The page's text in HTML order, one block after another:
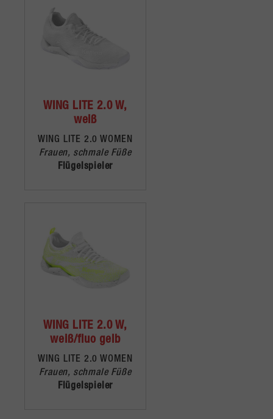
WING LITE 2.0 W,
weiß
WING LITE 2.0 WOMEN
Frauen, schmale Füße
Flügelspieler
WING LITE 2.0 W,
weiß/fluo gelb
WING LITE 2.0 WOMEN
Frauen, schmale Füße
Flügelspieler